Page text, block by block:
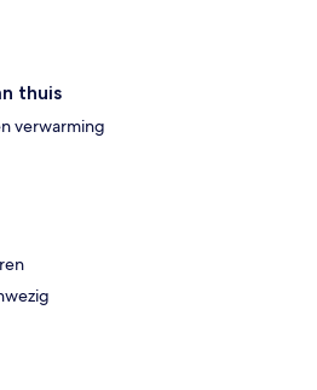
thuis
verwarming